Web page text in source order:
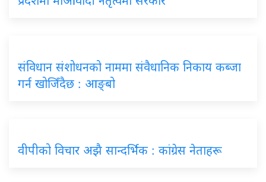
संविधान संशोधनको नाममा संवैधानिक निकाय कब्जा
गर्न खोजिँदैछ : आङ्बो
वीपीको विचार अझै सान्दर्भिक : कांग्रेस नेताहरू